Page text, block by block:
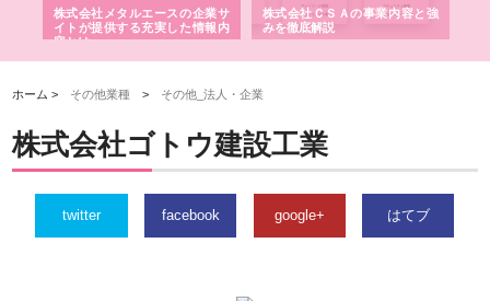
株式会社メタルエースの企業サ
イトが提供する充実した情報内
容とは
株式会社ＣＳＡの事業内容と強
みを徹底解説
ホーム > その他業種 > その他_法人・企業
株式会社ゴトウ建設工業
twitter facebook google+ はてブ